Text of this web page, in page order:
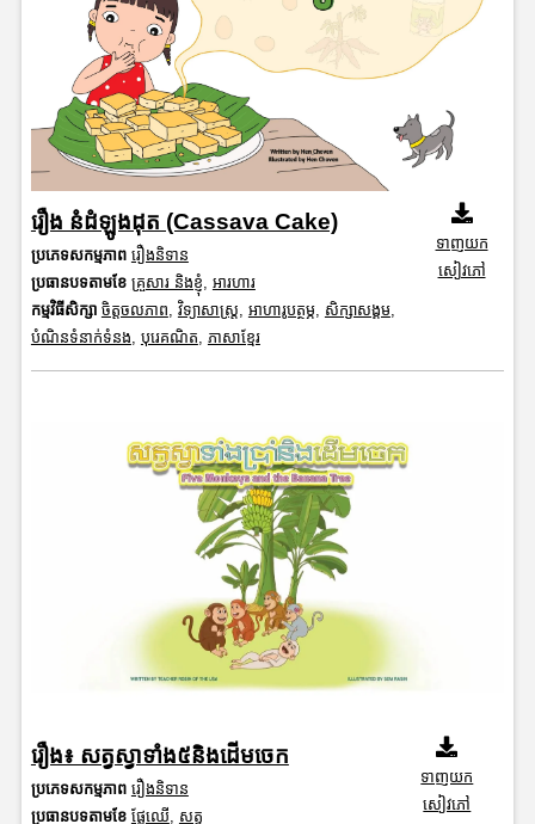
រឿង នំដំឡូងដុត (Cassava Cake)
ប្រភេទសកម្មភាព រឿងនិទាន
ប្រធានបទតាមខែ គ្រួសារ និងខ្ញុំ អារហារ
កម្មវិធីសិក្សា ចិត្តចលភាព វិទ្យាសាស្រ្ត អាហារូបត្ថម្ភ, សិក្សាសង្គម,
បំណិនទំនាក់ទំនង បុរេគណិត ភាសាខ្មែរ
ទាញយក
សៀវភៅ
រឿង៖ សត្វស្វាទាំង៥និងដើមចេក
ប្រភេទសកម្មភាព រឿងនិទាន
ប្រធានបទតាមខែ ផ្លែឈើ
សត្វ
ទាញយក
សៀវភៅ